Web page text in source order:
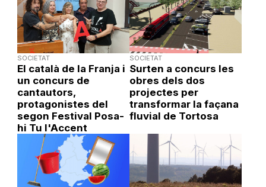
SOCIETAT
El català de la Franja i
un concurs de
cantautors,
protagonistes del
segon Festival Posa-
hi Tu l'Accent
SOCIETAT
Surten a concurs les
obres dels dos
projectes per
transformar la façana
fluvial de Tortosa